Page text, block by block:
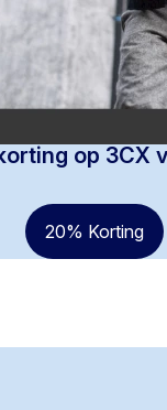
op 3CX
20% Korting